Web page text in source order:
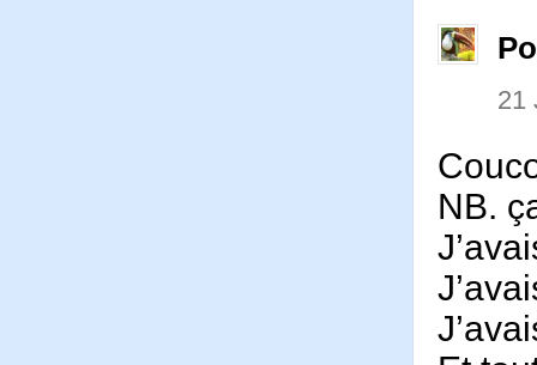
21
NB.